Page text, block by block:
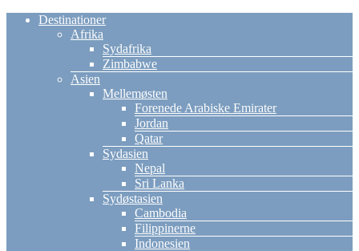
Destinationer
Afrika
Sydafrika
Zimbabwe
Asien
Mellemøsten
Forenede Arabiske Emirater
Jordan
Qatar
Sydasien
Nepal
Sri Lanka
Sydøstasien
Cambodia
Filippinerne
Indonesien